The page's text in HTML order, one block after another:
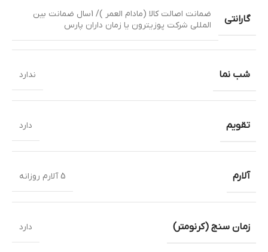
گارانتی
ضمانت اصالت کالا (مادام العمر )/ 1سال ضمانت بین
المللی شرکت پوزیترون یا زمان داران پارس
شب نما ندارد
تقویم دارد
آلارم 5 آلارم روزانه
زمان سنج (کرنومتر) دارد